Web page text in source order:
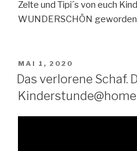
Zelte und Tipi´s von euch
WUNDERSCHÖN
VERÖFFENTLICHT
AM
MAI 1, 2020
Das verlorene Schaf.
Kinderstunde@home